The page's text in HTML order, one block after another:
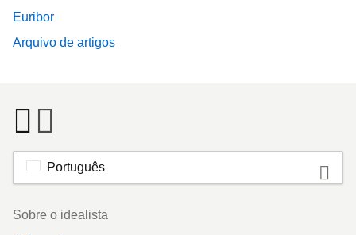
Euribor
Arquivo de artigos
Português
Footer
Sobre o idealista